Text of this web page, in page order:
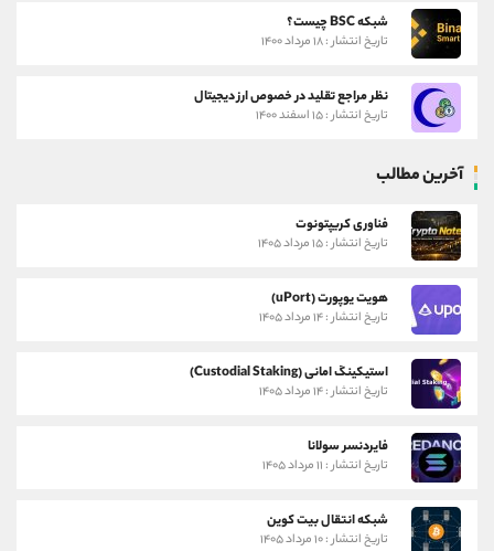
شبکه BSC چیست؟
تاریخ انتشار : ۱۸ مرداد ۱۴۰۰
نظر مراجع تقلید در خصوص ارز دیجیتال
تاریخ انتشار : ۱۵ اسفند ۱۴۰۰
آخرین مطالب
فناوری کریپتونوت
تاریخ انتشار : ۱۵ مرداد ۱۴۰۵
هویت یوپورت (uPort)
تاریخ انتشار : ۱۴ مرداد ۱۴۰۵
استیکینگ امانی (Custodial Staking)
تاریخ انتشار : ۱۴ مرداد ۱۴۰۵
فایردنسر سولانا
تاریخ انتشار : ۱۱ مرداد ۱۴۰۵
شبکه انتقال بیت کوین
تاریخ انتشار : ۱۰ مرداد ۱۴۰۵